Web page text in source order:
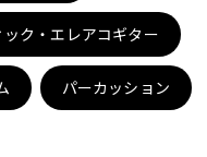
電子ピアノ
ック・エレアコギター
パーカッション